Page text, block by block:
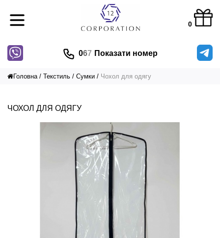
0
067 Показати номер
Головна Текстиль Сумки Чохол для одягу
ЧОХОЛ ДЛЯ ОДЯГУ